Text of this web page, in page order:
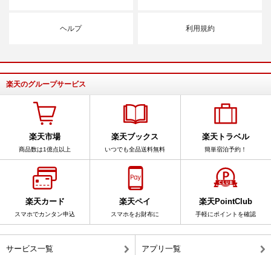
ヘルプ 利用規約
楽天のグループサービス
楽天市場
商品数は1億点以上
楽天ブックス
いつでも全品送料無料
楽天トラベル
簡単宿泊予約！
楽天カード
スマホでカンタン申込
楽天ペイ
スマホをお財布に
楽天PointClub
手軽にポイントを確認
サービス一覧 アプリ一覧